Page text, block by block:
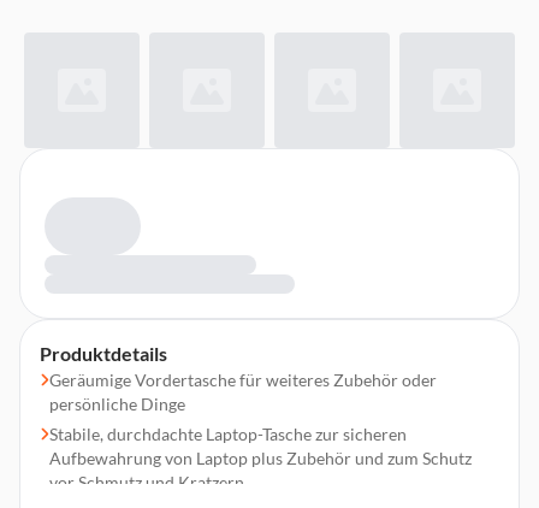
Produktdetails
Geräumige Vordertasche für weiteres Zubehör oder
persönliche Dinge
Stabile, durchdachte Laptop-Tasche zur sicheren
Aufbewahrung von Laptop plus Zubehör und zum Schutz
vor Schmutz und Kratzern